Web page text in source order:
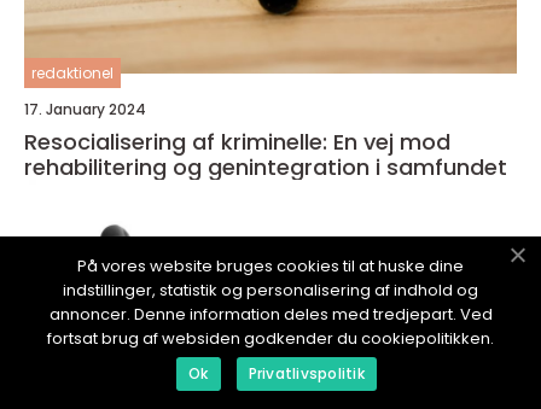
redaktionel
17. January 2024
Resocialisering af kriminelle: En vej mod
rehabilitering og genintegration i samfundet
På vores website bruges cookies til at huske dine
indstillinger, statistik og personalisering af indhold og
annoncer. Denne information deles med tredjepart. Ved
fortsat brug af websiden godkender du cookiepolitikken.
Ok Privatlivspolitik